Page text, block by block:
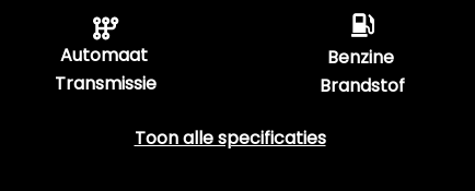
Automaat
Transmissie
Benzine
Brandstof
Toon alle specificaties